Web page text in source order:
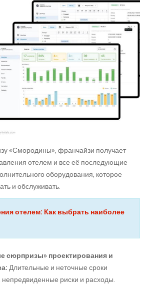
«Смородины», франчайзи получает
отелем и все её последующие
оборудования, которое
и обслуживать.
отелем: Как выбрать наиболее
сюрпризы» проектирования и
Длительные и неточные сроки
непредвиденные риски и расходы.